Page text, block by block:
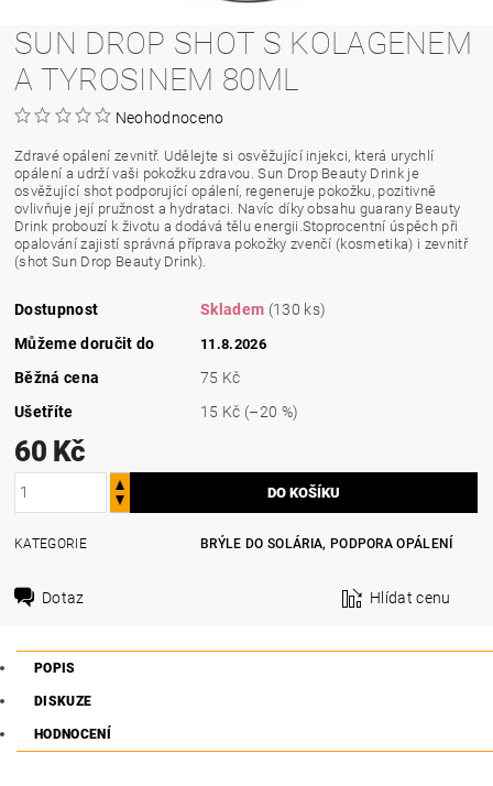
SUN DROP SHOT S KOLAGENEM
A TYROSINEM 80ML
Neohodnoceno
Zdravé opálení zevnitř. Udělejte si osvěžující injekci, která urychlí
opálení a udrží vaši pokožku zdravou. Sun Drop Beauty Drink je
osvěžující shot podporující opálení, regeneruje pokožku, pozitivně
ovlivňuje její pružnost a hydrataci. Navíc díky obsahu guarany Beauty
Drink probouzí k životu a dodává tělu energii.Stoprocentní úspěch při
opalování zajistí správná příprava pokožky zvenčí (kosmetika) i zevnitř
(shot Sun Drop Beauty Drink).
Dostupnost Skladem (130 ks)
Můžeme doručit do
11.8.2026
Běžná cena
75 Kč
Ušetříte
15 Kč (–20 %)
60 Kč
KATEGORIE BRÝLE DO SOLÁRIA, PODPORA OPÁLENÍ
Dotaz Hlídat cenu
POPIS
DISKUZE
HODNOCENÍ